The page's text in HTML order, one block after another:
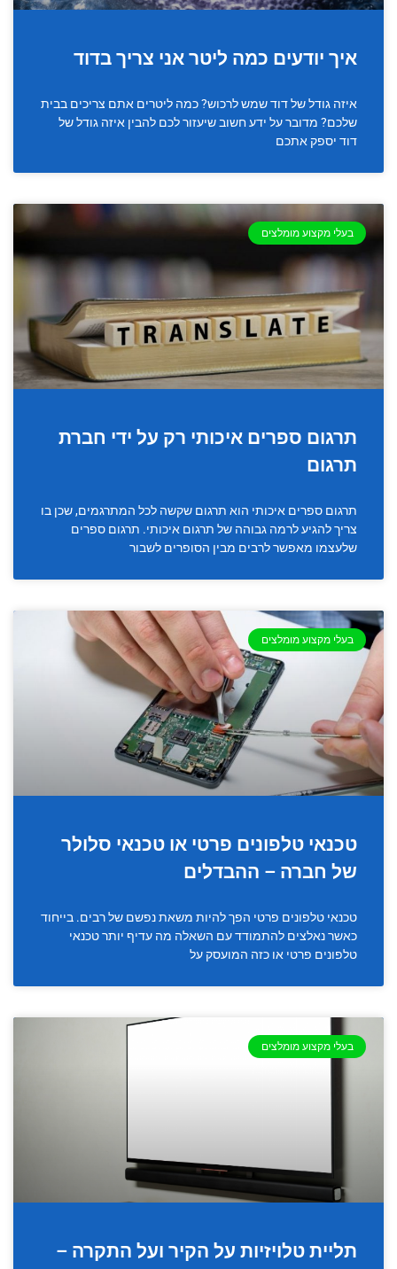
איך יודעים כמה ליטר אני צריך בדוד
איזה גודל של דוד שמש לרכוש? כמה ליטרים אתם צריכים בבית
שלכם? מדובר על ידע חשוב שיעזור לכם להבין איזה גודל של
דוד יספק אתכם
בעלי מקצוע מומלצים
תרגום ספרים איכותי רק על ידי חברת
תרגום
תרגום ספרים איכותי הוא תרגום שקשה לכל המתרגמים, שכן בו
צריך להגיע לרמה גבוהה של תרגום איכותי. תרגום ספרים
שלעצמו מאפשר לרבים מבין הסופרים לשבור
בעלי מקצוע מומלצים
טכנאי טלפונים פרטי או טכנאי סלולר
של חברה – ההבדלים
טכנאי טלפונים פרטי הפך להיות משאת נפשם של רבים. בייחוד
כאשר נאלצים להתמודד עם השאלה מה עדיף יותר טכנאי
טלפונים פרטי או כזה המועסק על
בעלי מקצוע מומלצים
תליית טלויזיות על הקיר ועל התקרה –